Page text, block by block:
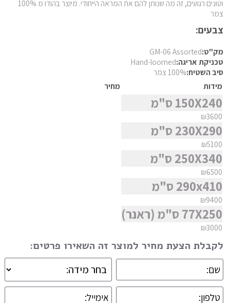
סגנון
פרסי מוד
פרסי נהין
פרסי סראפי
פרסי קום
פרסי קוצ'אן
פרסי קלארדש
פרסי קשקאי
וטונים רגועים, זה מה שנותן להם את המראה הייחודי. מיוצר בהודו מ 100%
צמר
צבעים:
מק"ט:GM-06 Assorted
טכניקת אריגה:Hand-loomed
סיב השטיח:100% צמר
מידות
מחיר
150X240 ס"מ
₪3600
230X290 ס"מ
₪5100
250X340 ס"מ
₪6500
290x410 ס"מ
₪9400
77X250 ס"מ (ראנר)
₪3000
לקבלת הצעת מחיר למוצר זה השאירו פרטים: